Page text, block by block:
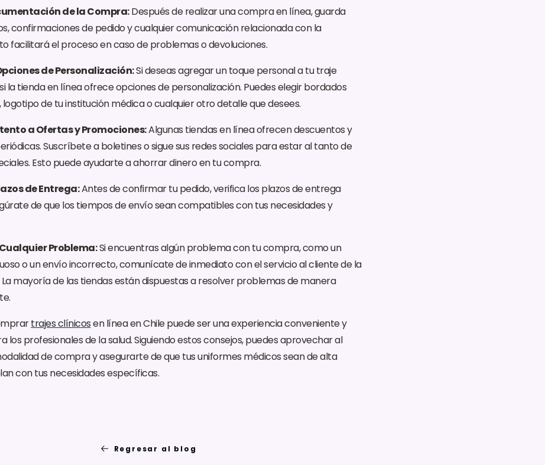
de la Compra:Después de realizar una compra en línea, guarda
confirmaciones de pedido y cualquier comunicación relacionada con la
facilitará el proceso en caso de problemas o devoluciones.
de Personalización:Si deseas agregar un toque personal a tu traje
la tienda en línea ofrece opciones de personalización. Puedes elegir bordados
de tu institución médica o cualquier otro detalle que desees.
a Ofertas y Promociones:Algunas tiendas en línea ofrecen descuentos y
Suscríbete a boletines o sigue sus redes sociales para estar al tanto de
Esto puede ayudarte a ahorrar dinero en tu compra.
de Entrega:Antes de confirmar tu pedido, verifica los plazos de entrega
de que los tiempos de envío sean compatibles con tus necesidades y
Problema:Si encuentras algún problema con tu compra, como un
o un envío incorrecto, comunícate de inmediato con el servicio al cliente de la
mayoría de las tiendas están dispuestas a resolver problemas de manera
trajes clínicosen línea en Chile puede ser una experiencia conveniente y
los profesionales de la salud. Siguiendo estos consejos, puedes aprovechar al
de compra y asegurarte de que tus uniformes médicos sean de alta
con tus necesidades específicas.
Regresar al blog